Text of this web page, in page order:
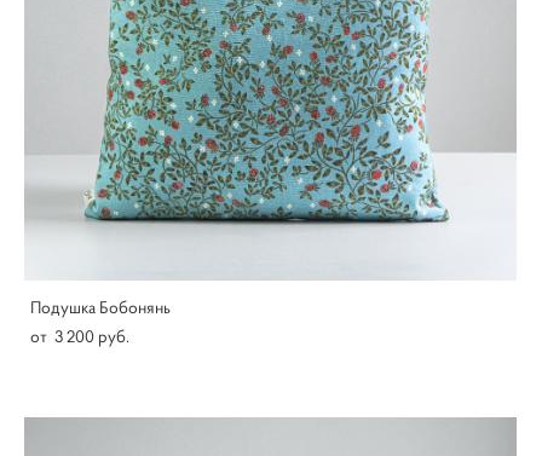
Подушка Бобонянь
от 3 200 pуб.